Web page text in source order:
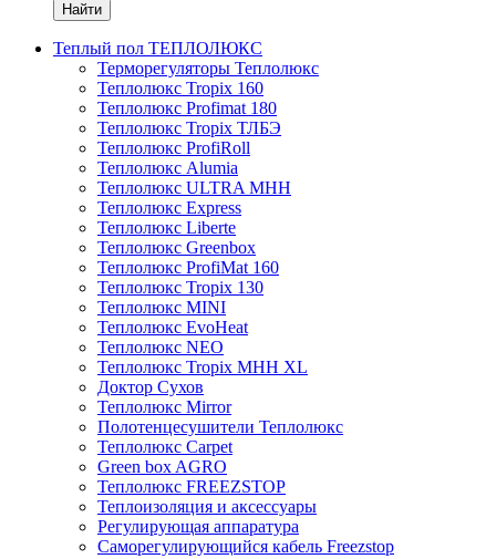
Найти
Теплый пол ТЕПЛОЛЮКС
Терморегуляторы Теплолюкс
Теплолюкс Tropix 160
Теплолюкс Profimat 180
Теплолюкс Tropix ТЛБЭ
Теплолюкс ProfiRoll
Теплолюкс Alumia
Теплолюкс ULTRA МНН
Теплолюкс Express
Теплолюкс Liberte
Теплолюкс Greenbox
Теплолюкс ProfiMat 160
Теплолюкс Tropix 130
Теплолюкс MINI
Теплолюкс EvoHeat
Теплолюкс NEO
Теплолюкс Tropix МНН XL
Доктор Сухов
Теплолюкс Mirror
Полотенцесушители Теплолюкс
Теплолюкс Carpet
Green box AGRO
Теплолюкс FREEZSTOP
Теплоизоляция и аксессуары
Регулирующая аппаратура
Cаморегулирующийся кабель Freezstop